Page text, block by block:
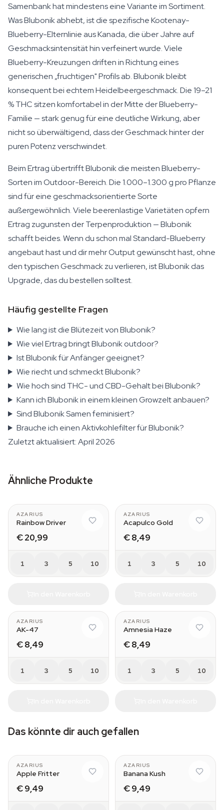
Samenbank hat mindestens eine Variante im Sortiment.
Was Blubonik abhebt, ist die spezifische Kootenay-
Blueberry-Elternlinie aus Kanada, die über Jahre auf
Geschmacksintensität hin verfeinert wurde. Viele
Blueberry-Kreuzungen driften in Richtung eines
generischen „fruchtigen" Profils ab. Blubonik bleibt
konsequent bei echtem Heidelbeergeschmack. Die 19–21
% THC sitzen komfortabel in der Mitte der Blueberry-
Familie — stark genug für eine deutliche Wirkung, aber
nicht so überwältigend, dass der Geschmack hinter der
puren Potenz verschwindet.
Beim Ertrag übertrifft Blubonik die meisten Blueberry-
Sorten im Outdoor-Bereich. Die 1.000–1.300 g pro Pflanze
sind für eine geschmacksorientierte Sorte
außergewöhnlich. Viele beerenlastige Varietäten opfern
Ertrag zugunsten der Terpenproduktion — Blubonik
schafft beides. Wenn du schon mal Standard-Blueberry
angebaut hast und dir mehr Output gewünscht hast, ohne
den typischen Geschmack zu verlieren, ist Blubonik das
Upgrade, das du bestellen solltest.
Häufig gestellte Fragen
Wie lang ist die Blütezeit von Blubonik?
Wie viel Ertrag bringt Blubonik outdoor?
Ist Blubonik für Anfänger geeignet?
Wie riecht und schmeckt Blubonik?
Wie hoch sind THC- und CBD-Gehalt bei Blubonik?
Kann ich Blubonik in einem kleinen Growzelt anbauen?
Sind Blubonik Samen feminisiert?
Brauche ich einen Aktivkohlefilter für Blubonik?
Zuletzt aktualisiert: April 2026
Ähnliche Produkte
AZARIUS
Rainbow Driver
€ 20,99
1 3 5 10
AZARIUS
Acapulco Gold
€ 8,49
1 3 5 10
AZARIUS
AK-47
€ 8,49
1 3 5 10
AZARIUS
Amnesia Haze
€ 8,49
1 3 5 10
Das könnte dir auch gefallen
AZARIUS
Apple Fritter
€ 9,49
AZARIUS
Banana Kush
€ 9,49